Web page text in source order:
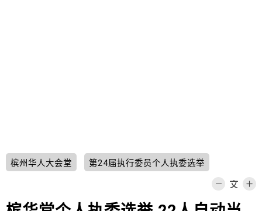
槟州华人大会堂 第24届执行委员个人执委选举